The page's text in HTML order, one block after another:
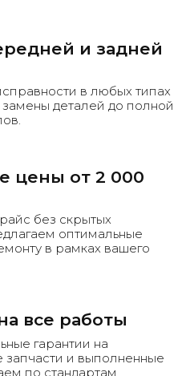
и задней
в любых типах
деталей до полной
цены от 2 000
без скрытых
оптимальные
в рамках вашего
все работы
гарантии на
запчасти и выполненные
по стандартам